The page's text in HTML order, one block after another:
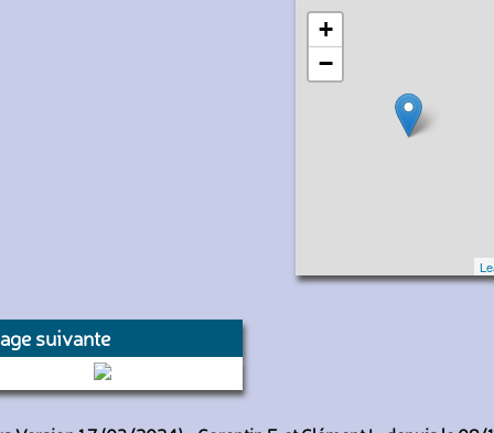
+
−
suivante
7895 (RATP)